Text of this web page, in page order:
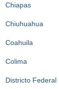
Chiapas
Chiuhuahua
Coahuila
Colima
Districto Federal